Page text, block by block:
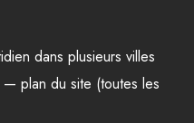
dans plusieurs villes
— plan du site (toutes les